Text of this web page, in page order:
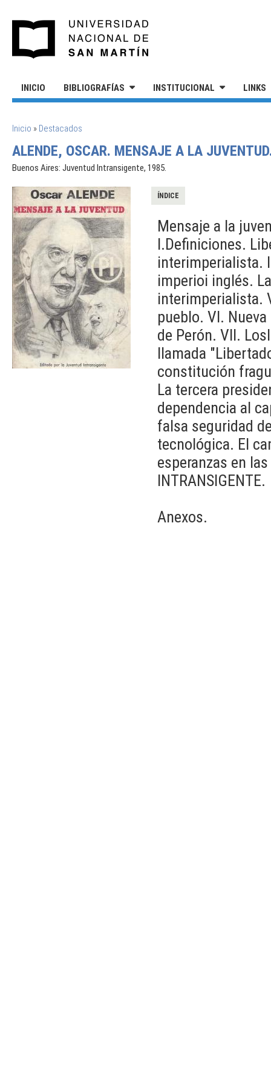
INICIO BIBLIOGRAFÍAS INSTITUCIONAL LINKS
SE ENCUENTRA USTED AQUÍ
Inicio » Destacados
ALENDE, OSCAR. MENSAJE A LA
Buenos Aires: Juventud Intransigente, 1985.
ÍNDICE
Mensaje a la
I.Definiciones.
interimperialista.
imperioi inglés.
interimperialista.
pueblo. VI.
de Perón. VII.
llamada
constitución
La tercera
dependencia al
falsa seguridad
tecnológica. El
esperanzas en
INTRANSIGENTE.
Anexos.